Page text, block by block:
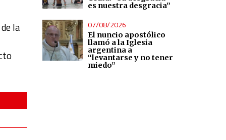
la
es nuestra desgracia”
07/08/2026
El nuncio apostólico
llamó a la Iglesia
argentina a
“levantarse y no tener
miedo”